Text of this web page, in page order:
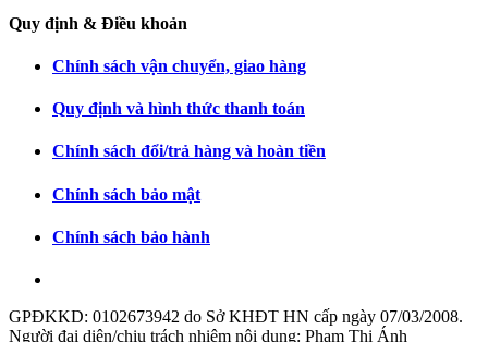
Quy định & Điều khoản
Chính sách vận chuyển, giao hàng
Quy định và hình thức thanh toán
Chính sách đổi/trả hàng và hoàn tiền
Chính sách bảo mật
Chính sách bảo hành
GPĐKKD: 0102673942 do Sở KHĐT HN cấp ngày 07/03/2008.
Người đại diện/chịu trách nhiệm nội dung: Phạm Thị Ánh